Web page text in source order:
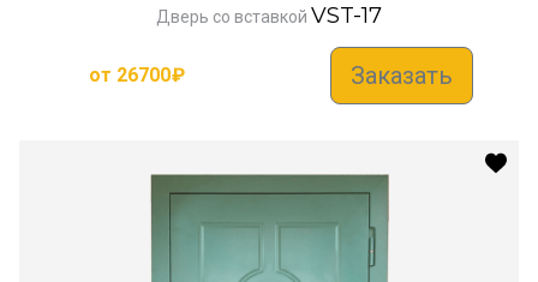
Дверь со вставкой VST-17
от 26700₽ Заказать